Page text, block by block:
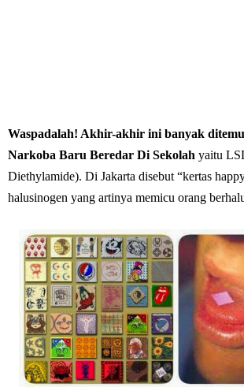
Waspadalah! Akhir-akhir ini banyak
Narkoba Baru Beredar Di Sekolah yaitu
Diethylamide). Di Jakarta disebut “kertas
halusinogen yang artinya memicu orang